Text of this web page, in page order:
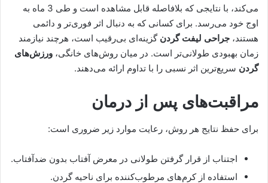
می‌کند، با نتایجی که بلافاصله قابل مشاهده است و طی 3 ماه به
اوج خود می‌رسد. برای کسانی که به دنبال اثر فوری‌تر و دائمی
هستند، جراحی لیفت گردن گزینه‌ای بی‌رقیب است، هرچند نیازمند
زمان بهبودی طولانی‌تر است. در میان روش‌های خانگی، ورزش‌های
گردن سریع‌ترین اثر نسبی را با تداوم ارائه می‌دهند.
مراقبت‌های پس از درمان
برای حفظ نتایج هر روش، رعایت موارد زیر ضروری است:
اجتناب از قرار گرفتن طولانی در معرض آفتاب بدون ضدآفتاب.
استفاده از کرم‌های مرطوب‌کننده برای ناحیه گردن.